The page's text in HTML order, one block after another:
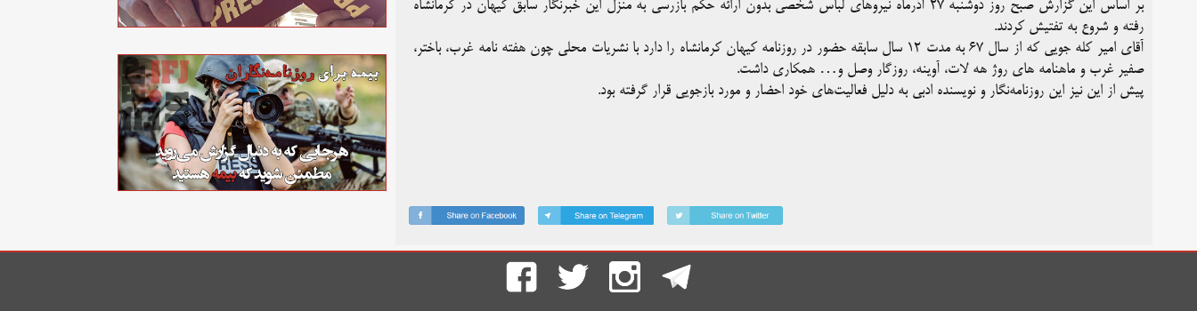
بر اساس این گزارش صبح روز دوشنبه ۲۷ آذرماه نیروهای لباس شخصی بدون ارائه حکم بازرسی به منزل این خبرنگار سابق کیهان در کرمانشاه
رفته و شروع به تفتیش کردند.
آقای امیر کله جویی که از سال ۶۷ به مدت ۱۲ سال سابقه حضور در روزنامه کیهان کرمانشاه را دارد با نشریات محلی چون هفته نامه غرب، باختر،
صفیر غرب و ماهنامه های روژ هه لات، آوینه، روزگار وصل و… همکاری داشت.
پیش از این نیز این روزنامه‌نگار و نویسنده ادبی به دلیل فعالیت‌های خود احضار و مورد بازجویی قرار گرفته بود.